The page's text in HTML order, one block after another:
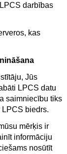
darbības
kas
Jūs
LPCS datu
saimniecību tiks
biedrs.
mērķis ir
informāciju
nosūtīt